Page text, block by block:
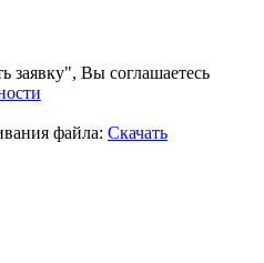
заявку", Вы соглашаетесь
файла: Скачать